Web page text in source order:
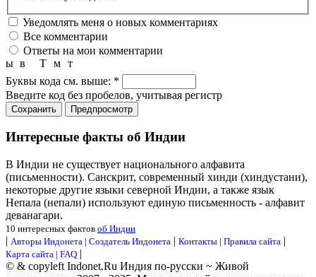
Уведомлять меня о новых комментариях
Все комментарии
Ответы на мои комментарии
Т
ы в м т
Буквы кода см. выше: *
Введите код без пробелов, учитывая регистр
Интересные факты об Индии
В Индии не существует национального алфавита
(письменности). Санскрит, современный хинди (хиндустани),
некоторые другие языки северной Индии, а также язык
Непала (непали) используют единую письменность - алфавит
деванагари.
10 интересных фактов об Индии
| Авторы Индонета | Создатель Индонета | Контакты | Правила сайта |
Карта сайта | FAQ |
© & copyleft Indonet.Ru Индия по-русски ~ Живой